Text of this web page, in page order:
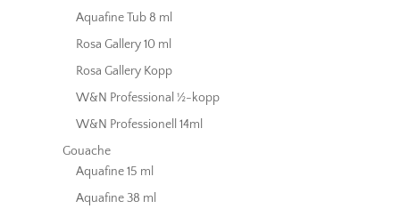
Aquafine Tub 8 ml
Rosa Gallery 10 ml
Rosa Gallery Kopp
W&N Professional ½-kopp
W&N Professionell 14ml
Gouache
Aquafine 15 ml
Aquafine 38 ml